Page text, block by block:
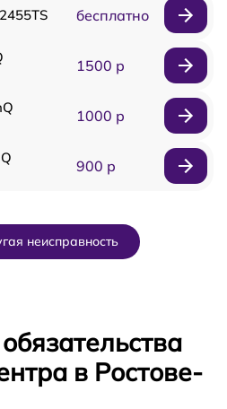
бесплатно
1500 р
1000 р
900 р
неисправность
в Ростове-